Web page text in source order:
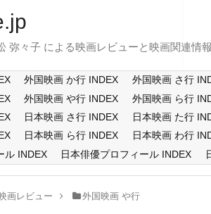
弥々子 による映画レビューと映画関連情報
外国映画 か行 INDEX 外国映画 さ行
外国映画 や行 INDEX 外国映画 ら行
日本映画 さ行 INDEX 日本映画 た行
日本映画 ら行 INDEX 日本映画 わ行
ル INDEX
日本俳優プロフィール INDEX
画レビュー 外国映画 や行